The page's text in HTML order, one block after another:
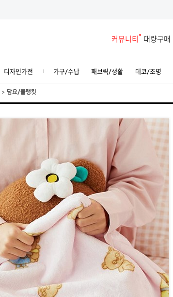
커뮤니티 대량구매
디자인가전 가구/수납 패브릭/생활 데코/조명
> 담요/블랭킷